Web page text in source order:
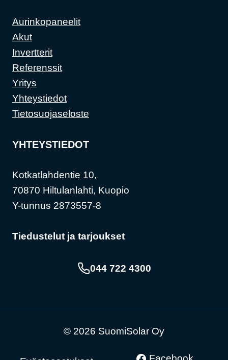
Aurinkopaneelit
Akut
Invertterit
Referenssit
Yritys
Yhteystiedot
Tietosuojaseloste
YHTEYSTIEDOT
Kotkatlahdentie 10,
70870 Hiltulanlahti, Kuopio
Y-tunnus 2873557-8
Tiedustelut ja tarjoukset
044 722 4300
© 2026 SuomiSolar Oy